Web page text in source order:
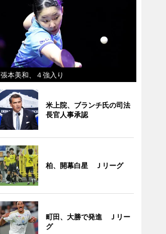
張本美和、４強入り
米上院、ブランチ氏の司法
長官人事承認
柏、開幕白星 Ｊリーグ
町田、大勝で発進 Ｊリー
グ